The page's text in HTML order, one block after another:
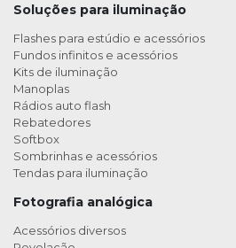
Soluções para iluminação
Flashes para estúdio e acessórios
Fundos infinitos e acessórios
Kits de iluminação
Manoplas
Rádios auto flash
Rebatedores
Softbox
Sombrinhas e acessórios
Tendas para iluminação
Fotografia analógica
Acessórios diversos